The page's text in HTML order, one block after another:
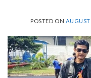
POSTED ON